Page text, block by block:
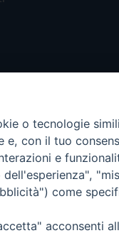
2019 - Tutti i
o tecnologie
e, con il tuo
e
come
acconsenti